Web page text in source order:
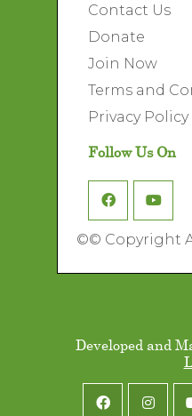
Contact Us
Donate
Join Now
Terms and
Privacy Policy
Follow Us On
©© Copyright
Developed and